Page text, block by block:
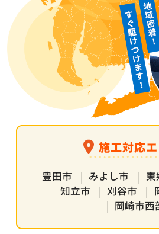
施工対応
豊田市 みよし市 東
知立市
刈谷市
岡崎市西